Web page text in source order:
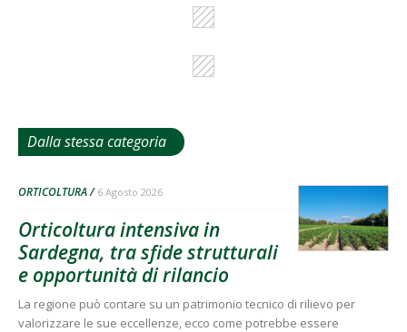
Dalla stessa categoria
ORTICOLTURA 6 Agosto 2026
Orticoltura intensiva in
Sardegna, tra sfide strutturali
e opportunità di rilancio
La regione può contare su un patrimonio tecnico di rilievo per
valorizzare le sue eccellenze, ecco come potrebbe essere